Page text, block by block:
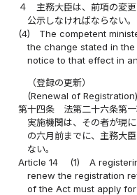
４
主務大臣は、前項の変
公示しなければならない。
(4)
The competent
the change stated in
notice to that effect in
（登録の更新）
(Renewal of Registration)
第十四条
法第二十六条第
実施機関は、その者が現
の六月前までに、主務大
ない。
Article 14
(1)
A
renew the registration
of the Act must apply